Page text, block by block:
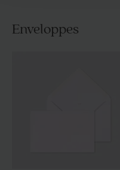
Enveloppes